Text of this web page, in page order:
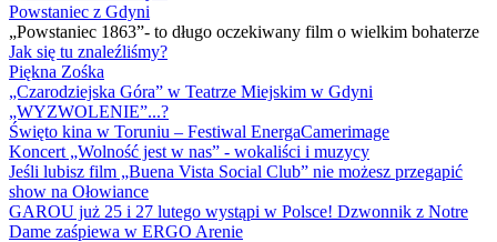
Powstaniec z Gdyni
„Powstaniec 1863”- to długo oczekiwany film o wielkim bohaterze
Jak się tu znaleźliśmy?
Piękna Zośka
„Czarodziejska Góra” w Teatrze Miejskim w Gdyni
„WYZWOLENIE”...?
Święto kina w Toruniu – Festiwal EnergaCamerimage
Koncert „Wolność jest w nas” - wokaliści i muzycy
Jeśli lubisz film „Buena Vista Social Club” nie możesz przegapić
show na Ołowiance
GAROU już 25 i 27 lutego wystąpi w Polsce! Dzwonnik z Notre
Dame zaśpiewa w ERGO Arenie